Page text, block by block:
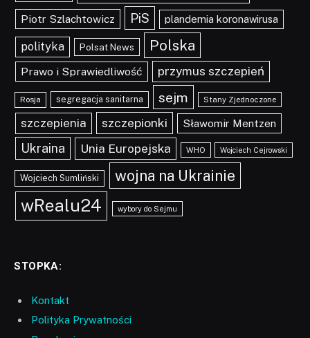
Piotr Szlachtowicz PiS plandemia koronawirusa
polityka Polsat News Polska
Prawo i Sprawiedliwość przymus szczepień
Rosja segregacja sanitarna sejm Stany Zjednoczone
szczepienia szczepionki Sławomir Mentzen
Ukraina Unia Europejska WHO Wojciech Cejrowski
Wojciech Sumliński wojna na Ukrainie
wRealu24 wybory do Sejmu
STOPKA:
Kontakt
Polityka Prywatności